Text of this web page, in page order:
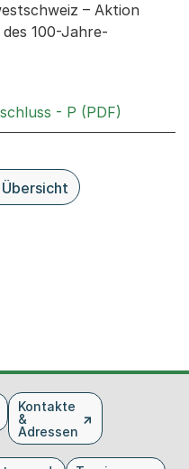
– Aktion
100-Jahre-
- P (PDF)
Kontakte
&
Adressen